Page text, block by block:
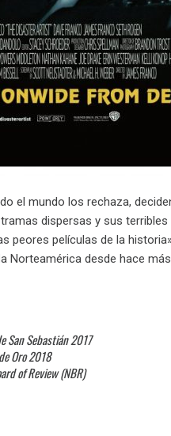
el mundo los rechaza,
dispersas y sus
peores películas de la
Norteamérica desde hace
San Sebastián 2017
Oro 2018
of Review (NBR)